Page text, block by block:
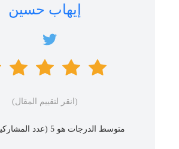
إيهاب حسين
(انقر لتقييم المقال)
متوسط ​​الدرجات هو 5 (عدد المشاركين هو